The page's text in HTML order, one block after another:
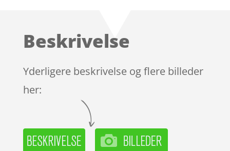
kundebedø
Beskrivelse
Yderligere beskrivelse og flere billeder
her: